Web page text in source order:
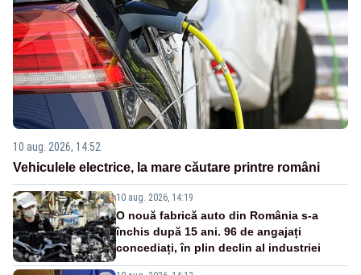
10 aug. 2026, 14:52
Vehiculele electrice, la mare căutare printre români
10 aug. 2026, 14:19
O nouă fabrică auto din România s-a
închis după 15 ani. 96 de angajați
concediați, în plin declin al industriei